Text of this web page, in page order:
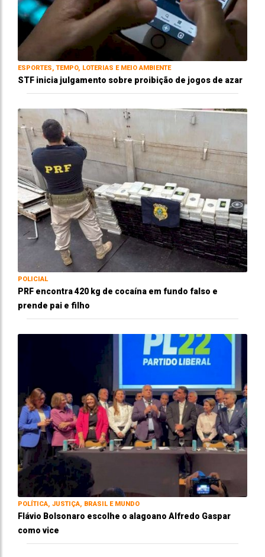
ESPORTES, TEMPO, LOTERIAS E MEIO AMBIENTE
STF inicia julgamento sobre proibição de jogos de azar
POLICIAL
PRF encontra 420 kg de cocaína em fundo falso e
prende pai e filho
POLÍTICA, JUSTIÇA, BRASIL E MUNDO
Flávio Bolsonaro escolhe o alagoano Alfredo Gaspar
como vice